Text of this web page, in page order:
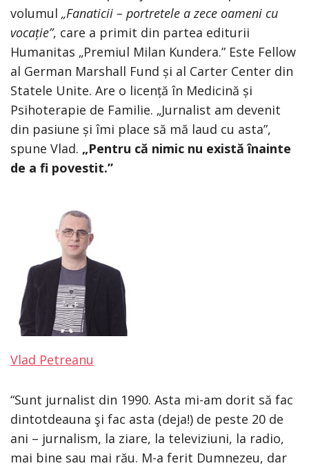
volumul „Fanaticii – portretele a zece oameni cu
vocație”, care a primit din partea editurii
Humanitas „Premiul Milan Kundera.” Este Fellow
al German Marshall Fund și al Carter Center din
Statele Unite. Are o licență în Medicină și
Psihoterapie de Familie. „Jurnalist am devenit
din pasiune și îmi place să mă laud cu asta”,
spune Vlad. „Pentru că nimic nu există înainte
de a fi povestit.”
Vlad Petreanu
“Sunt jurnalist din 1990. Asta mi-am dorit să fac
dintotdeauna şi fac asta (deja!) de peste 20 de
ani – jurnalism, la ziare, la televiziuni, la radio,
mai bine sau mai rău. M-a ferit Dumnezeu, dar